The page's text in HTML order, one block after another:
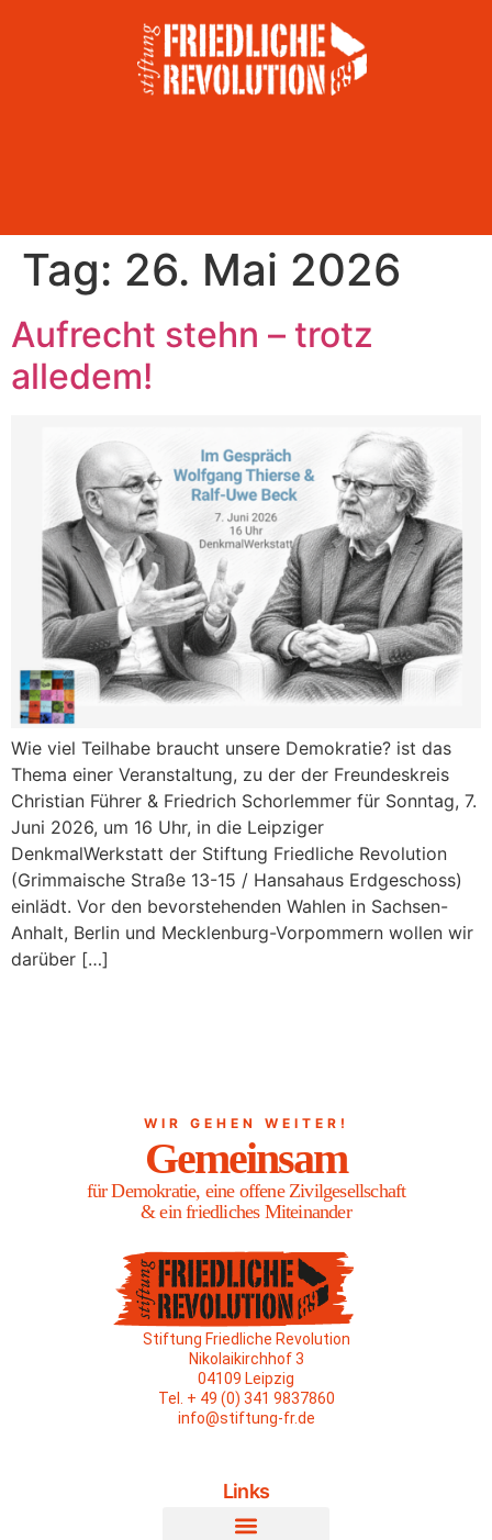
Tag: 26. Mai 2026
Aufrecht stehn – trotz
alledem!
Wie viel Teilhabe braucht unsere Demokratie? ist das
Thema einer Veranstaltung, zu der der Freundeskreis
Christian Führer & Friedrich Schorlemmer für Sonntag, 7.
Juni 2026, um 16 Uhr, in die Leipziger
DenkmalWerkstatt der Stiftung Friedliche Revolution
(Grimmaische Straße 13-15 / Hansahaus Erdgeschoss)
einlädt. Vor den bevorstehenden Wahlen in Sachsen-
Anhalt, Berlin und Mecklenburg-Vorpommern wollen wir
darüber […]
WIR GEHEN WEITER!
Gemeinsam
für Demokratie, eine offene Zivilgesellschaft
& ein friedliches Miteinander
Stiftung Friedliche Revolution
Nikolaikirchhof 3
04109 Leipzig
Tel. + 49 (0) 341 9837860
info@stiftung-fr.de
Links